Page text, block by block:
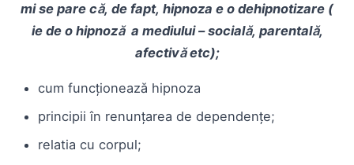
mi se pare că, de fapt, hipnoza e o dehipnotizare (
ie de o hipnoză a mediului – socială, parentală,
afectivă etc);
cum funcționează hipnoza
principii în renunțarea de dependențe;
relatia cu corpul;